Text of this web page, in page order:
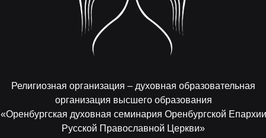
Религиозная организация – духовная образовательная
организация высшего образования
«Оренбургская духовная семинария Оренбургской Епархии
Русской Православной Церкви»